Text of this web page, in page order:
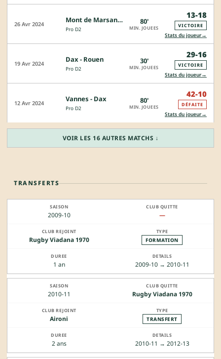
26 Avr 2024 Mont de Marsan - Dax
Pro D2
80'
MIN. JOUEES
13-18
VICTOIRE
Stats du joueur→
19 Avr 2024 Dax - Rouen
Pro D2
30'
MIN. JOUEES
29-16
VICTOIRE
Stats du joueur→
12 Avr 2024 Vannes - Dax
Pro D2
80'
MIN. JOUEES
42-10
DÉFAITE
Stats du joueur→
VOIR LES 16 AUTRES MATCHS ↓
TRANSFERTS
2009-10 —
Rugby Viadana 1970 FORMATION
1 an 2009-10 → 2010-11
2010-11 Rugby Viadana 1970
Aironi TRANSFERT
2 ans 2010-11 → 2012-13